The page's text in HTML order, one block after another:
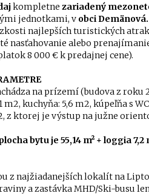
kompletnezariadený
jednotkami, v obci Demänová.
najlepších turistických
nasťahovanie alebo
8 000 € k predajnej cene).
na prízemí (budova z
m2, kuchyňa: 5,6 m2, kúpeľňa s
z ktorej je výstup na južne
bytu je 55,14 m² + loggia 7,2
z najžiadanejších lokalít na
a zastávka MHD/Ski-busu